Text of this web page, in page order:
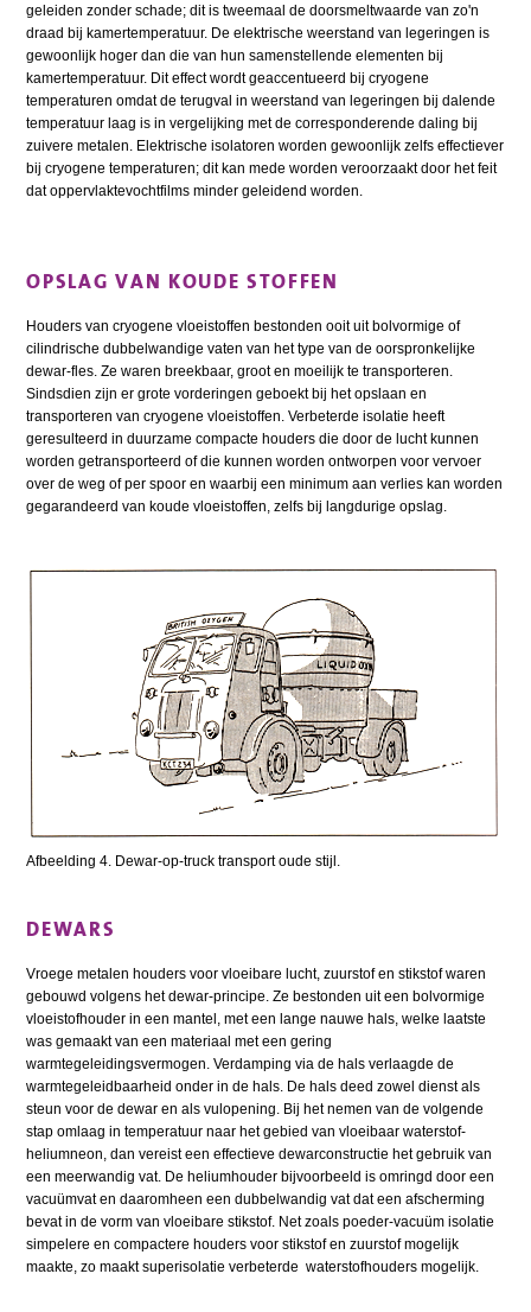
geleiden zonder schade; dit is tweemaal de doorsmeltwaarde van zo'n
draad bij kamertemperatuur. De elektrische weerstand van legeringen is
gewoonlijk hoger dan die van hun samenstellende elementen bij
kamertemperatuur. Dit effect wordt geaccentueerd bij cryogene
temperaturen omdat de terugval in weerstand van legeringen bij dalende
temperatuur laag is in vergelijking met de corresponderende daling bij
zuivere metalen. Elektrische isolatoren worden gewoonlijk zelfs effectiever
bij cryogene temperaturen; dit kan mede worden veroorzaakt door het feit
dat oppervlaktevochtfilms minder geleidend worden.
OPSLAG VAN KOUDE STOFFEN
Houders van cryogene vloeistoffen bestonden ooit uit bolvormige of
cilindrische dubbelwandige vaten van het type van de oorspronkelijke
dewar-fles. Ze waren breekbaar, groot en moeilijk te transporteren.
Sindsdien zijn er grote vorderingen geboekt bij het opslaan en
transporteren van cryogene vloeistoffen. Verbeterde isolatie heeft
geresulteerd in duurzame compacte houders die door de lucht kunnen
worden getransporteerd of die kunnen worden ontworpen voor vervoer
over de weg of per spoor en waarbij een minimum aan verlies kan worden
gegarandeerd van koude vloeistoffen, zelfs bij langdurige opslag.
Afbeelding 4. Dewar-op-truck transport oude stijl.
DEWARS
Vroege metalen houders voor vloeibare lucht, zuurstof en stikstof waren
gebouwd volgens het dewar-principe. Ze bestonden uit een bolvormige
vloeistofhouder in een mantel, met een lange nauwe hals, welke laatste
was gemaakt van een materiaal met een gering
warmtegeleidingsvermogen. Verdamping via de hals verlaagde de
warmtegeleidbaarheid onder in de hals. De hals deed zowel dienst als
steun voor de dewar en als vulopening. Bij het nemen van de volgende
stap omlaag in temperatuur naar het gebied van vloeibaar waterstof-
heliumneon, dan vereist een effectieve dewarconstructie het gebruik van
een meerwandig vat. De heliumhouder bijvoorbeeld is omringd door een
vacuümvat en daaromheen een dubbelwandig vat dat een afscherming
bevat in de vorm van vloeibare stikstof. Net zoals poeder-vacuüm isolatie
simpelere en compactere houders voor stikstof en zuurstof mogelijk
maakte, zo maakt superisolatie verbeterde waterstofhouders mogelijk.